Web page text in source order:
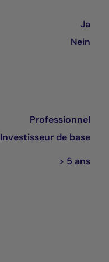
Ja
Nein
Professionnel
Investisseur de base
> 5 ans